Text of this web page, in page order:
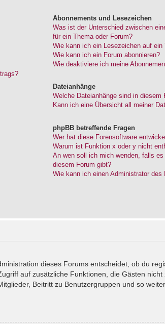
Abonnements und Lesezeichen
Was ist der Unterschied zwischen
für ein Thema oder Forum?
Wie kann ich ein Lesezeichen auf
Wie kann ich ein Forum abonnieren?
Wie deaktiviere ich meine
Dateianhänge
Welche Dateianhänge sind in diesem
Kann ich eine Übersicht all meiner
phpBB betreffende Fragen
Wer hat diese Forensoftware
Warum ist Funktion x oder y nicht
An wen soll ich mich wenden, falls
diesem Forum gibt?
Wie kann ich einen Administrator des
dieses Forums entscheidet, ob du
auf zusätzliche Funktionen, die Gästen
Beitritt zu Benutzergruppen und so